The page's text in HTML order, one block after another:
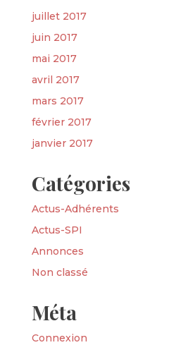
juillet 2017
juin 2017
mai 2017
avril 2017
mars 2017
février 2017
janvier 2017
Catégories
Actus-Adhérents
Actus-SPI
Annonces
Non classé
Méta
Connexion